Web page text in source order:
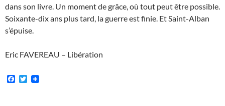
dans son livre. Un moment de grâce, où tout peut être possible.
Soixante-dix ans plus tard, la guerre est finie. Et Saint-Alban
s’épuise.
Eric FAVEREAU – Libération
F
T